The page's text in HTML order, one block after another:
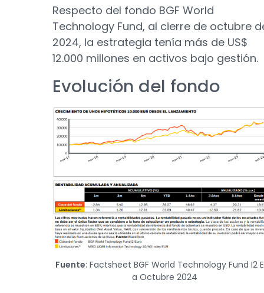
Respecto del fondo BGF World
Technology Fund, al cierre de octubre
2024, la estrategia tenía más de US$
12.000 millones en activos bajo gestión.
Evolución del fondo
Fuente: Factsheet BGF World Technology Fund I2
a Octubre 2024